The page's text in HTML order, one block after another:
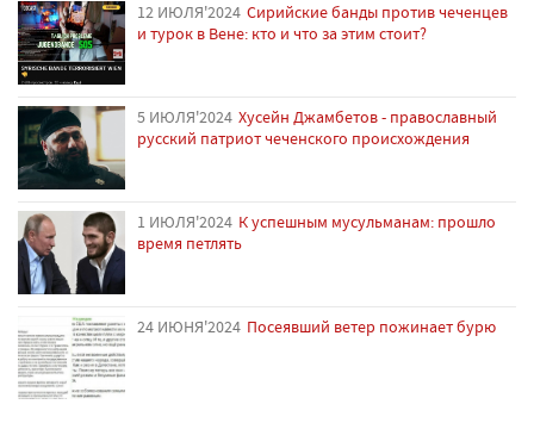
12 ИЮЛЯ'2024 Сирийские банды против чеченцев
и турок в Вене: кто и что за этим стоит?
5 ИЮЛЯ'2024 Хусейн Джамбетов - православный
русский патриот чеченского происхождения
1 ИЮЛЯ'2024 К успешным мусульманам: прошло
время петлять
24 ИЮНЯ'2024 Посеявший ветер пожинает бурю